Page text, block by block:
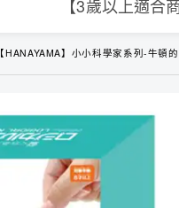
【3歲以上適合
【HANAYAMA】小小科學家系列-牛頓的蘋果